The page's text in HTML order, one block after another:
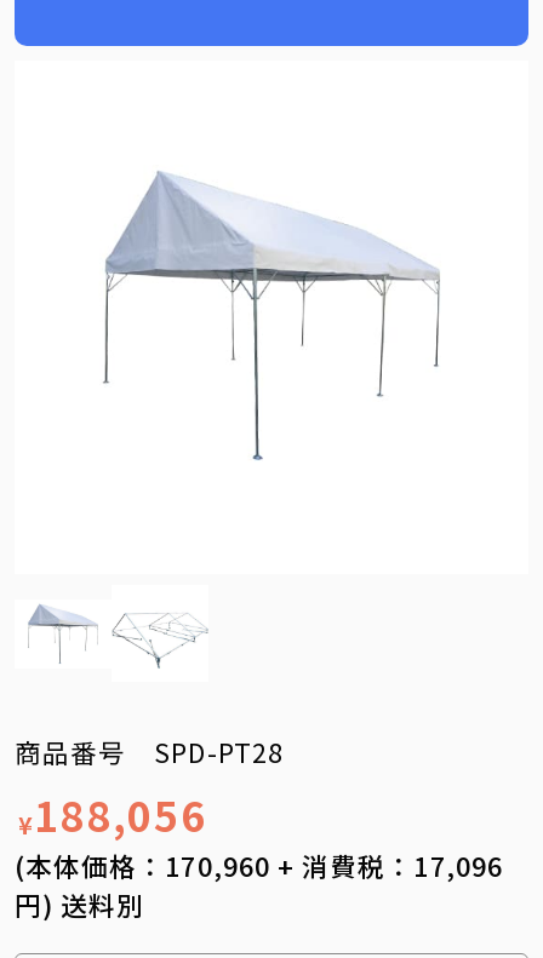
商品番号 SPD-PT28
¥188,056
(本体価格：170,960 + 消費税：17,096
円) 送料別